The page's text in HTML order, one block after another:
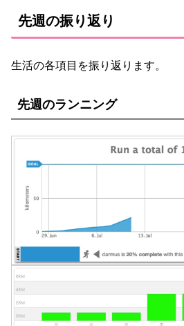
先週の振り返り
生活の各項目を振り返ります。
先週のランニング